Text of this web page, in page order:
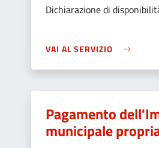
Dichiarazione di
VAI AL SERVIZIO
Pagamento
municipale